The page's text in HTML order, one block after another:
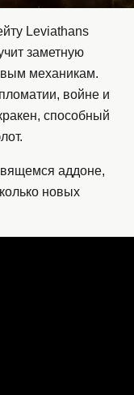
Leviathans
заметную
механикам.
войне и
способный
аддоне,
новых